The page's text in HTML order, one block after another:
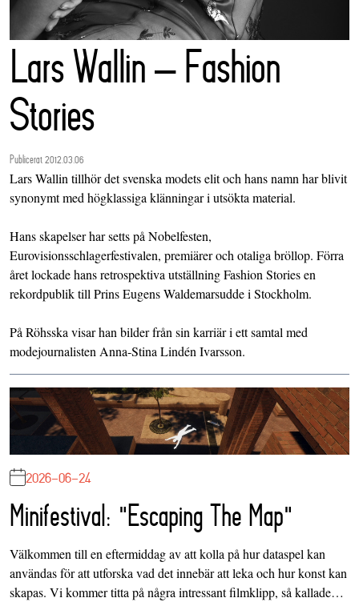
Lars Wallin – Fashion
Stories
Publicerat 2012.03.06
Lars Wallin tillhör det svenska modets elit och hans namn har blivit
synonymt med högklassiga klänningar i utsökta material.
Hans skapelser har setts på Nobelfesten,
Eurovisionsschlagerfestivalen, premiärer och otaliga bröllop. Förra
året lockade hans retrospektiva utställning Fashion Stories en
rekordpublik till Prins Eugens Waldemarsudde i Stockholm.
På Röhsska visar han bilder från sin karriär i ett samtal med
modejournalisten Anna-Stina Lindén Ivarsson.
2026-06-24
Minifestival: "Escaping The Map"
Välkommen till en eftermiddag av att kolla på hur dataspel kan
användas för att utforska vad det innebär att leka och hur konst kan
skapas. Vi kommer titta på några intressant filmklipp, så kallade…